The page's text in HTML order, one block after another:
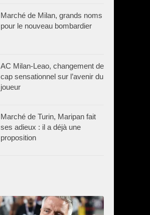
Marché de Milan, grands noms
pour le nouveau bombardier
AC Milan-Leao, changement de
cap sensationnel sur l’avenir du
joueur
Marché de Turin, Maripan fait
ses adieux : il a déjà une
proposition